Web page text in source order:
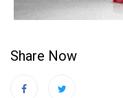
Share Now